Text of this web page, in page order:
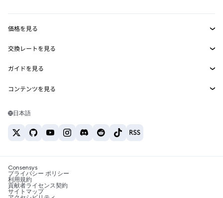
MetaMask Connect
Snaps
Web3サービス
セキュリティ
サポート
キャリア
お問い合わせ
価格を見る
イーサリアムの価格
Solanaの価格
Tetherの価格
交換レートを見る
ETH→USD
USDT→INR
BTC→INR
ETH→USDT
ガイドを見る
ETHの購入
USDTの購入
SHIBの購入
BNBの購入
コンテンツを見る
Solanaウォレット
税制関連ニュース
暗号資産の購入方法は？
日本語
Consensys
プライバシー ポリシー
利用規約
貢献者ライセンス契約
サイトマップ